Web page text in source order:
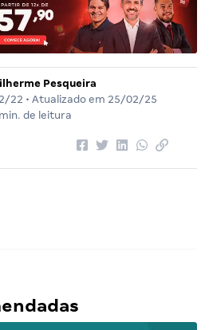
Pesqueira
22 • Atualizado em 25/02/25
de leitura